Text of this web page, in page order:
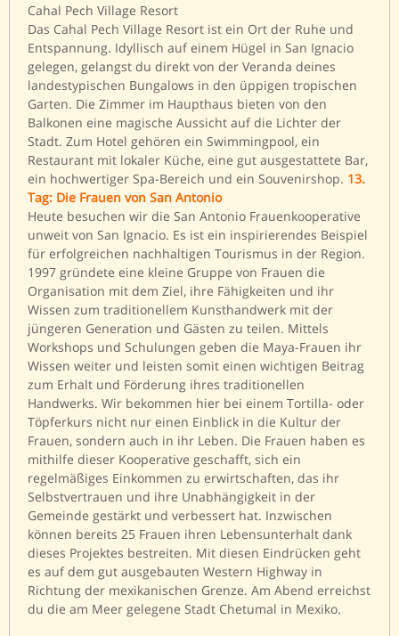
Cahal Pech Village Resort
Das Cahal Pech Village Resort ist ein Ort der Ruhe und
Entspannung. Idyllisch auf einem Hügel in San Ignacio
gelegen, gelangst du direkt von der Veranda deines
landestypischen Bungalows in den üppigen tropischen
Garten. Die Zimmer im Haupthaus bieten von den
Balkonen eine magische Aussicht auf die Lichter der
Stadt. Zum Hotel gehören ein Swimmingpool, ein
Restaurant mit lokaler Küche, eine gut ausgestattete Bar,
ein hochwertiger Spa-Bereich und ein Souvenirshop. 13.
Tag: Die Frauen von San Antonio
Heute besuchen wir die San Antonio Frauenkooperative
unweit von San Ignacio. Es ist ein inspirierendes Beispiel
für erfolgreichen nachhaltigen Tourismus in der Region.
1997 gründete eine kleine Gruppe von Frauen die
Organisation mit dem Ziel, ihre Fähigkeiten und ihr
Wissen zum traditionellem Kunsthandwerk mit der
jüngeren Generation und Gästen zu teilen. Mittels
Workshops und Schulungen geben die Maya-Frauen ihr
Wissen weiter und leisten somit einen wichtigen Beitrag
zum Erhalt und Förderung ihres traditionellen
Handwerks. Wir bekommen hier bei einem Tortilla- oder
Töpferkurs nicht nur einen Einblick in die Kultur der
Frauen, sondern auch in ihr Leben. Die Frauen haben es
mithilfe dieser Kooperative geschafft, sich ein
regelmäßiges Einkommen zu erwirtschaften, das ihr
Selbstvertrauen und ihre Unabhängigkeit in der
Gemeinde gestärkt und verbessert hat. Inzwischen
können bereits 25 Frauen ihren Lebensunterhalt dank
dieses Projektes bestreiten. Mit diesen Eindrücken geht
es auf dem gut ausgebauten Western Highway in
Richtung der mexikanischen Grenze. Am Abend erreichst
du die am Meer gelegene Stadt Chetumal in Mexiko.